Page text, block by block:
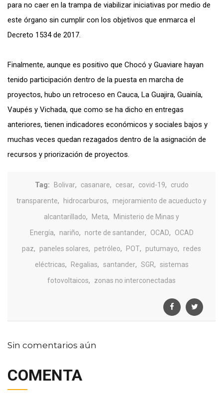
para no caer en la trampa de viabilizar iniciativas por medio de
este órgano sin cumplir con los objetivos que enmarca el
Decreto 1534 de 2017.
Finalmente, aunque es positivo que Chocó y Guaviare hayan
tenido participación dentro de la puesta en marcha de
proyectos, hubo un retroceso en Cauca, La Guajira, Guainía,
Vaupés y Vichada, que como se ha dicho en entregas
anteriores, tienen indicadores económicos y sociales bajos y
muchas veces quedan rezagados dentro de la asignación de
recursos y priorización de proyectos.
Tag: Bolivar, casanare, cesar, covid-19,
crudo
transparente, hidrocarburos,
mejoramiento de acueducto y
alcantarillado, Meta,
Ministerio de Minas y
Energía, nariño, norte de santander, OCAD,
OCAD
paz, paneles solares, petróleo, POT, putumayo,
redes
eléctricas, Regalias, santander, SGR, sistemas
fotovoltaicos, zonas no interconectadas
Sin comentarios aún
COMENTA